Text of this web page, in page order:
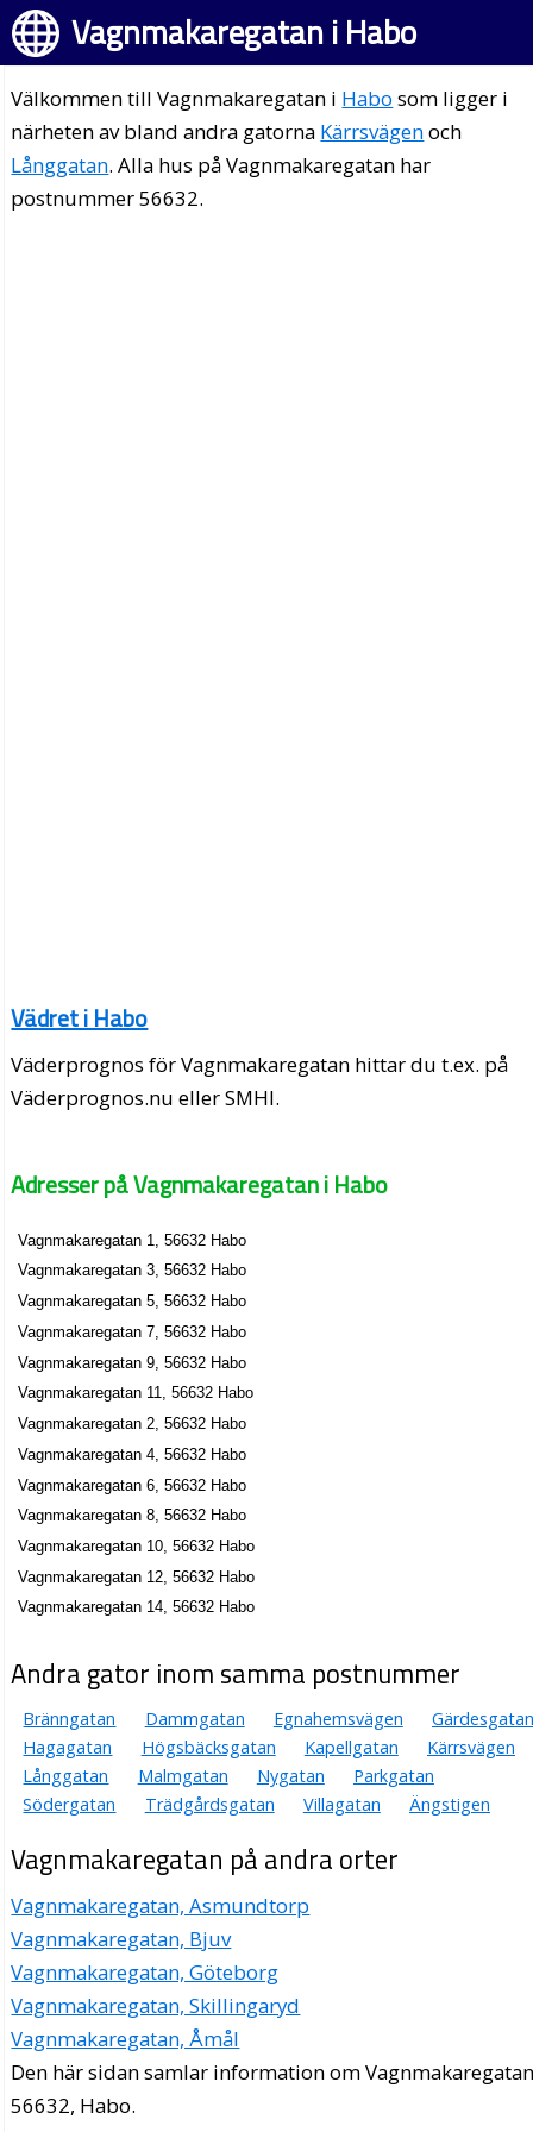
Vagnmakaregatan i Habo
Välkommen till Vagnmakaregatan i Habo som ligger i
närheten av bland andra gatorna Kärrsvägenoch
Långgatan. Alla hus på Vagnmakaregatan har
postnummer 56632.
Vädret i Habo
Väderprognos för Vagnmakaregatan hittar du t.ex. på
Väderprognos.nu eller SMHI.
Adresser på Vagnmakaregatan i Habo
Vagnmakaregatan 1, 56632 Habo
Vagnmakaregatan 3, 56632 Habo
Vagnmakaregatan 5, 56632 Habo
Vagnmakaregatan 7, 56632 Habo
Vagnmakaregatan 9, 56632 Habo
Vagnmakaregatan 11, 56632 Habo
Vagnmakaregatan 2, 56632 Habo
Vagnmakaregatan 4, 56632 Habo
Vagnmakaregatan 6, 56632 Habo
Vagnmakaregatan 8, 56632 Habo
Vagnmakaregatan 10, 56632 Habo
Vagnmakaregatan 12, 56632 Habo
Vagnmakaregatan 14, 56632 Habo
Andra gator inom samma postnummer
Bränngatan Dammgatan Egnahemsvägen
Gärdesgatan
Hagagatan
Högsbäcksgatan Kapellgatan
Kärrsvägen
Långgatan
Malmgatan Nygatan
Parkgatan
Södergatan
Trädgårdsgatan Villagatan Ängstigen
Vagnmakaregatan på andra orter
Vagnmakaregatan, Asmundtorp
Vagnmakaregatan, Bjuv
Vagnmakaregatan, Göteborg
Vagnmakaregatan, Skillingaryd
Vagnmakaregatan, Åmål
Den här sidan samlar information om
56632, Habo.